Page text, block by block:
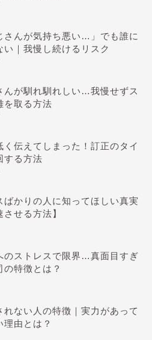
さんが気持ち悪い…」でも誰に
い｜我慢し続けるリスク
んが馴れ馴れしい…我慢せずス
を取る方法
く伝えてしまった！訂正のタイ
する方法
ばかりの人に知ってほしい真実
させる方法】
のストレスで限界…真面目すぎ
特徴とは？
れない人の特徴｜実力があって
理由とは？